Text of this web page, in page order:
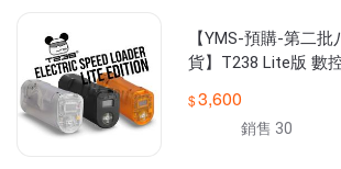
【YMS-預購-第二批
貨】T238 Lite版 數
3,600
銷售 30